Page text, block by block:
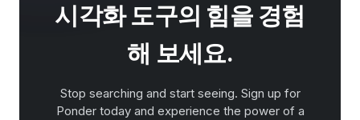
시각화 도구의 힘을 경험
해 보세요.
Stop searching and start seeing. Sign up for
Ponder today and experience the power of a